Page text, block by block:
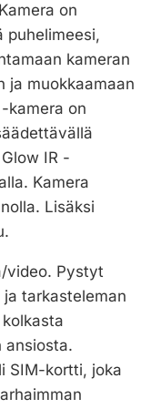
on
kameran
ja muokkaamaan
kamera on
IR -
Kamera
Lisäksi
video. Pystyt
tarkasteleman
ansiosta.
SIM-kortti, joka